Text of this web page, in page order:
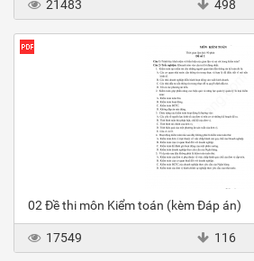
21483 498
02 Đề thi môn Kiểm toán (kèm Đáp án)
17549 116